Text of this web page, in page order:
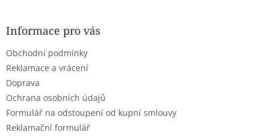
Informace pro vás
Obchodní podmínky
Reklamace a vrácení
Doprava
Ochrana osobních údajů
Formulář na odstoupení od kupní smlouvy
Reklamační formulář